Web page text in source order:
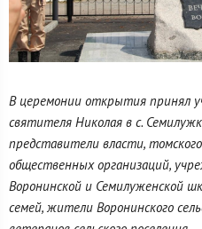
В церемонии открытия принял
святителя Николая в с.
представители власти,
общественных организаций,
Воронинской и Семилуженской
семей, жители Воронинского